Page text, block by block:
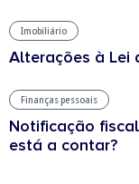
Imobiliário
Alterações à Lei
Finanças pessoais
Notificação
está a contar?